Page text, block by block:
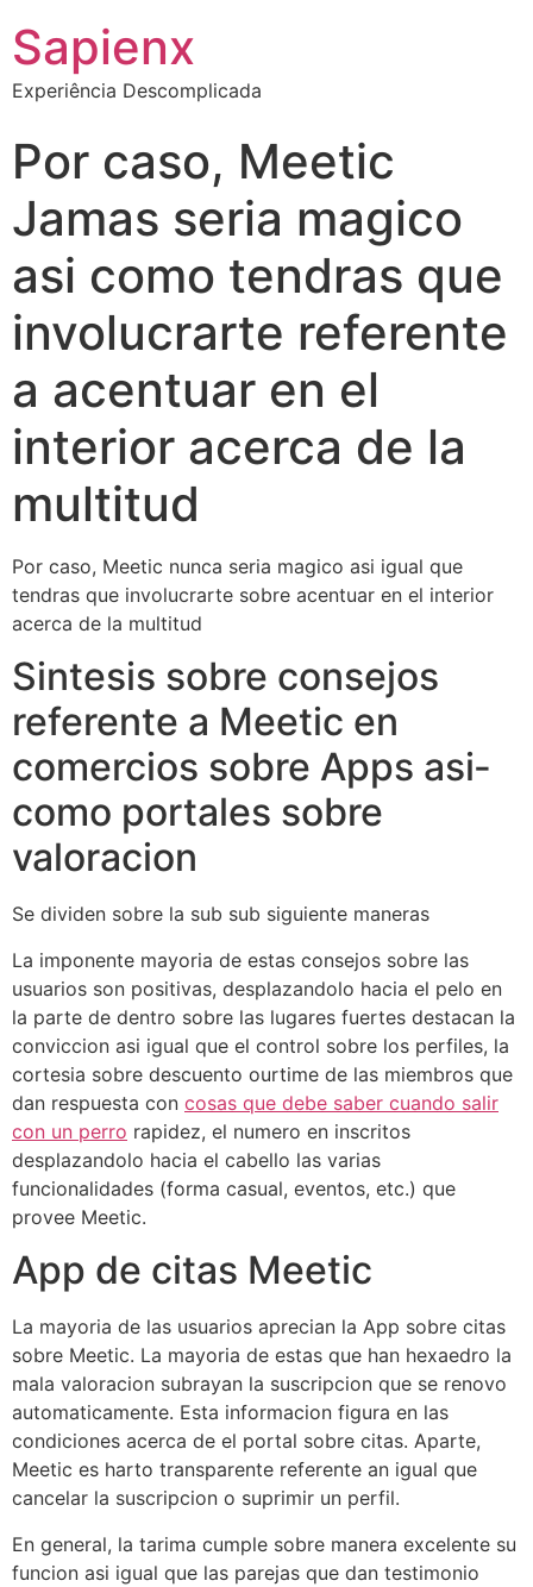
Sapienx
Experiência Descomplicada
Por caso, Meetic
Jamas seri­a magico
asi­ como tendras que
involucrarte referente
a acentuar en el
interior acerca de la
multitud
Por caso, Meetic nunca seri­a magico asi­ igual que
tendras que involucrarte sobre acentuar en el interior
acerca de la multitud
Sintesis sobre consejos
referente a Meetic en
comercios sobre Apps asi­
como portales sobre
valoracion
Se dividen sobre la sub sub siguiente maneras
La imponente mayoria de estas consejos sobre las
usuarios son positivas, desplazandolo hacia el pelo en
la parte de dentro sobre las lugares fuertes destacan la
conviccion asi­ igual que el control sobre los perfiles, la
cortesia sobre descuento ourtime de las miembros que
dan respuesta con cosas que debe saber cuando salir
con un perro rapidez, el numero en inscritos
desplazandolo hacia el cabello las varias
funcionalidades (forma casual, eventos, etc.) que
provee Meetic.
App de citas Meetic
La mayoria de las usuarios aprecian la App sobre citas
sobre Meetic. La mayoria de estas que han hexaedro la
mala valoracion subrayan la suscripcion que se renovo
automaticamente. Esta informacion figura en las
condiciones acerca de el portal sobre citas. Aparte,
Meetic es harto transparente referente an igual que
cancelar la suscripcion o suprimir un perfil.
En general, la tarima cumple sobre manera excelente su
funcion asi­ igual que las parejas que dan testimonio